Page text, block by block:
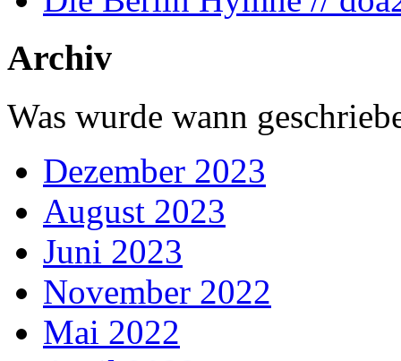
Archiv
Was wurde wann
Dezember 2023
August 2023
Juni 2023
November 2022
Mai 2022